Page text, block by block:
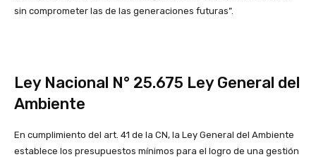
sin comprometer las de las generaciones futuras”.
Ley Nacional N° 25.675 Ley General del
Ambiente
En cumplimiento del art. 41 de la CN, la Ley General del Ambiente
establece los presupuestos mínimos para el logro de una gestión